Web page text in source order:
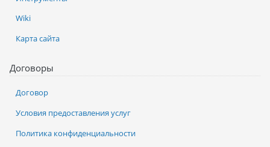
Wiki
Карта сайта
Договоры
Договор
Условия предоставления услуг
Политика конфиденциальности